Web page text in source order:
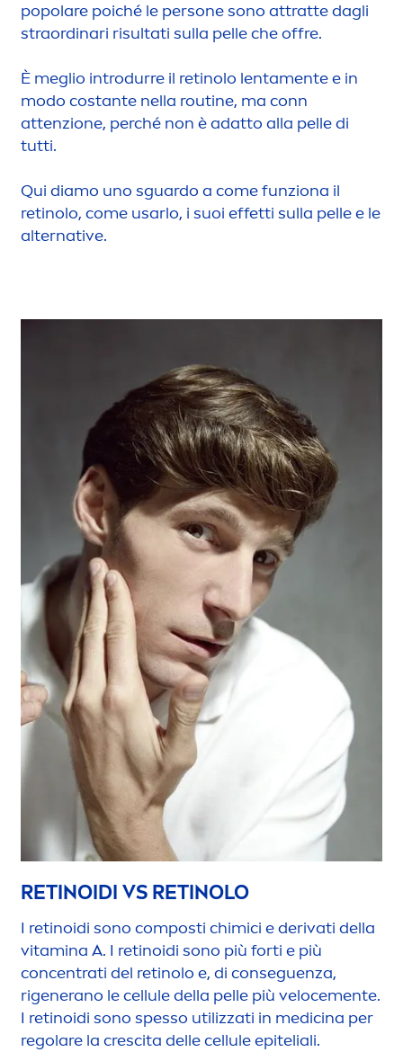
popolare poiché le persone sono attratte dagli
straordinari risultati sulla pelle che offre.
È meglio introdurre il retinolo lentamente e in
modo costante nella routine, ma conn
attenzione, perché non è adatto alla pelle di
tutti.
Qui diamo uno sguardo a come funziona il
retinolo, come usarlo, i suoi effetti sulla pelle e le
alternative.
RETINOIDI VS RETINOLO
I retinoidi sono composti chimici e derivati della
vitamina A. I retinoidi sono più forti e più
concentrati del retinolo e, di conseguenza,
rigenerano le cellule della pelle più velocemente.
I retinoidi sono spesso utilizzati in medicina per
regolare la crescita delle cellule epiteliali.